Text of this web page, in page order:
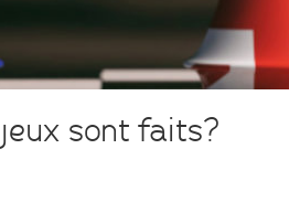
sont faits?